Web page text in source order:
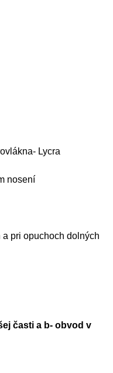
Lycra
nosení
pri opuchoch dolných
časti a b- obvod v